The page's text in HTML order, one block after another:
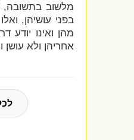
מלשוב
בפני עושיהן,
מהן ואינו יודע
אחריהן ולא